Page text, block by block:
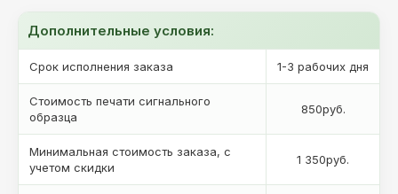
Дополнительные условия:
Срок исполнения заказа 1-3 рабочих дня
Стоимость печати сигнального
образца
850руб.
Минимальная стоимость заказа, с
учетом скидки
1 350руб.